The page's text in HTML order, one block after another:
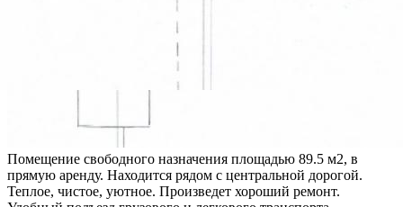
Помещение свободного назначения площадью 89.5 м2, в
прямую аренду. Находится рядом с центральной дорогой.
Теплое, чистое, уютное. Произведет хороший ремонт.